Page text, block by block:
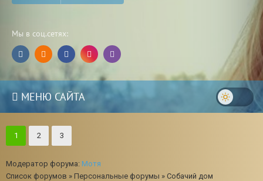
Мы в соц.сетях:
МЕНЮ САЙТА
1 2 3
Модератор форума: Мотя
Список форумов » Персональные форумы » Собачий дом